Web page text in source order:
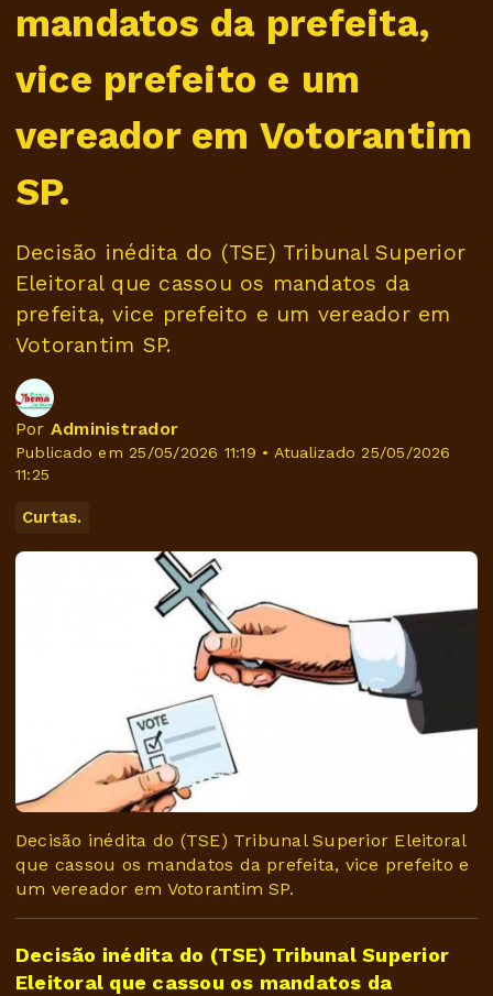
mandatos da prefeita,
vice prefeito e um
vereador em Votorantim
SP.
Decisão inédita do (TSE) Tribunal Superior
Eleitoral que cassou os mandatos da
prefeita, vice prefeito e um vereador em
Votorantim SP.
Por Administrador
Publicado em 25/05/2026 11:19 • Atualizado 25/05/2026
11:25
Curtas.
Decisão inédita do (TSE) Tribunal Superior Eleitoral
que cassou os mandatos da prefeita, vice prefeito e
um vereador em Votorantim SP.
Decisão inédita do (TSE) Tribunal Superior
Eleitoral que cassou os mandatos da